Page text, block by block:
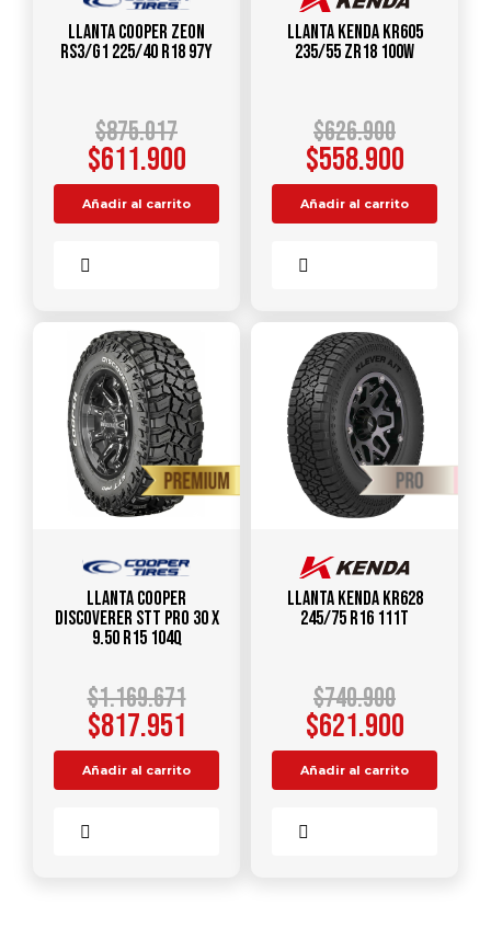
Llanta COOPER ZEON
RS3/G1 225/40 R18 97Y
$875.017
$611.900
Añadir al carrito
Llanta KENDA KR605
235/55 ZR18 100W
$626.900
$558.900
Añadir al carrito
Llanta COOPER
DISCOVERER STT PRO 30 X
9.50 R15 104Q
$1.169.671
$817.951
Añadir al carrito
Llanta KENDA KR628
245/75 R16 111T
$740.900
$621.900
Añadir al carrito